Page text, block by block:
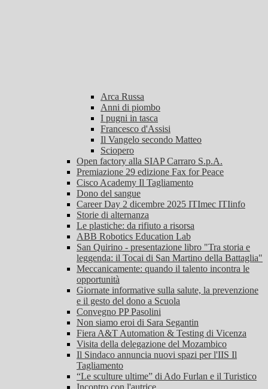
Arca Russa
Anni di piombo
I pugni in tasca
Francesco d'Assisi
Il Vangelo secondo Matteo
Sciopero
Open factory alla SIAP Carraro S.p.A.
Premiazione 29 edizione Fax for Peace
Cisco Academy Il Tagliamento
Dono del sangue
Career Day 2 dicembre 2025 ITImec ITIinfo
Storie di alternanza
Le plastiche: da rifiuto a risorsa
ABB Robotics Education Lab
San Quirino - presentazione libro "Tra storia e
leggenda: il Tocai di San Martino della Battaglia"
Meccanicamente: quando il talento incontra le
opportunità
Giornate informative sulla salute, la prevenzione
e il gesto del dono a Scuola
Convegno PP Pasolini
Non siamo eroi di Sara Segantin
Fiera A&T Automation & Testing di Vicenza
Visita della delegazione del Mozambico
Il Sindaco annuncia nuovi spazi per l'IIS Il
Tagliamento
“Le sculture ultime” di Ado Furlan e il Turistico